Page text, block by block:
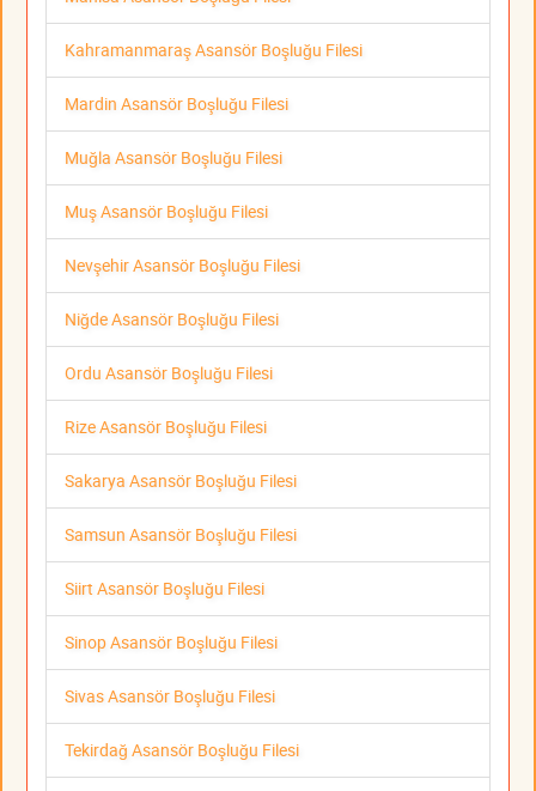
Kahramanmaraş Asansör Boşluğu Filesi
Mardin Asansör Boşluğu Filesi
Muğla Asansör Boşluğu Filesi
Muş Asansör Boşluğu Filesi
Nevşehir Asansör Boşluğu Filesi
Niğde Asansör Boşluğu Filesi
Ordu Asansör Boşluğu Filesi
Rize Asansör Boşluğu Filesi
Sakarya Asansör Boşluğu Filesi
Samsun Asansör Boşluğu Filesi
Siirt Asansör Boşluğu Filesi
Sinop Asansör Boşluğu Filesi
Sivas Asansör Boşluğu Filesi
Tekirdağ Asansör Boşluğu Filesi